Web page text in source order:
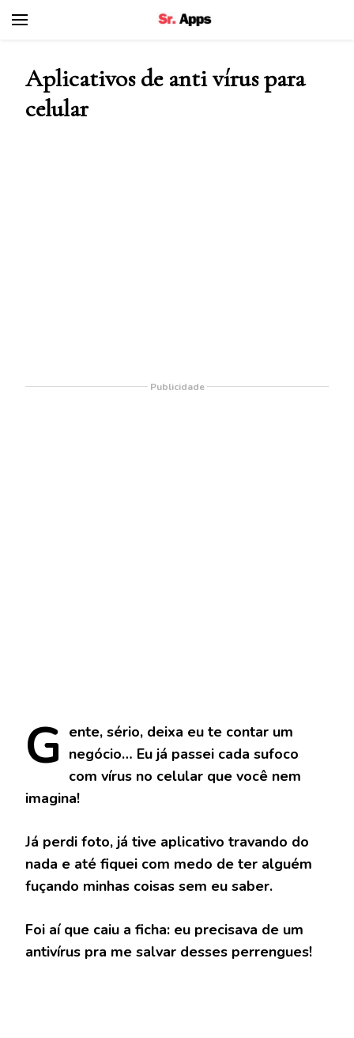
Aplicativos de anti vírus para
celular
Publicidade
G ente, sério, deixa eu te contar um
negócio… Eu já passei cada sufoco
com vírus no celular que você nem
imagina!
Já perdi foto, já tive aplicativo travando do
nada e até fiquei com medo de ter alguém
fuçando minhas coisas sem eu saber.
Foi aí que caiu a ficha: eu precisava de um
antivírus pra me salvar desses perrengues!